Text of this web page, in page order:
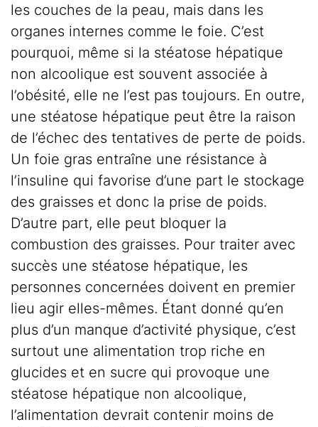
les couches de la peau, mais dans les
organes internes comme le foie. C’est
pourquoi, même si la stéatose hépatique
non alcoolique est souvent associée à
l’obésité, elle ne l’est pas toujours. En outre,
une stéatose hépatique peut être la raison
de l’échec des tentatives de perte de poids.
Un foie gras entraîne une résistance à
l’insuline qui favorise d’une part le stockage
des graisses et donc la prise de poids.
D’autre part, elle peut bloquer la
combustion des graisses. Pour traiter avec
succès une stéatose hépatique, les
personnes concernées doivent en premier
lieu agir elles-mêmes. Étant donné qu’en
plus d’un manque d’activité physique, c’est
surtout une alimentation trop riche en
glucides et en sucre qui provoque une
stéatose hépatique non alcoolique,
l’alimentation devrait contenir moins de